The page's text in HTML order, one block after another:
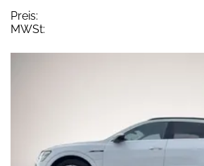
Preis:
MWSt: